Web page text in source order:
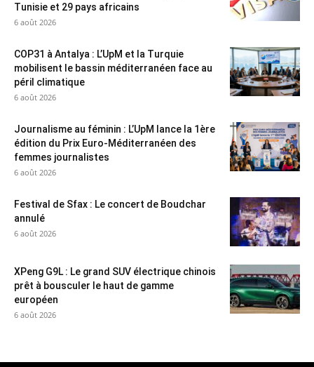
Tunisie et 29 pays africains
6 août 2026
COP31 à Antalya : L’UpM et la Turquie
mobilisent le bassin méditerranéen face au
péril climatique
6 août 2026
Journalisme au féminin : L’UpM lance la 1ère
édition du Prix Euro-Méditerranéen des
femmes journalistes
6 août 2026
Festival de Sfax : Le concert de Boudchar
annulé
6 août 2026
XPeng G9L : Le grand SUV électrique chinois
prêt à bousculer le haut de gamme
européen
6 août 2026